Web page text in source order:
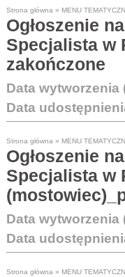
Strona główna » MENU
Ogłoszenie
Specjalista w
zakończone
Data wytworzenia
Data
Strona główna » MENU
Ogłoszenie
Specjalista w
Data wytworzenia
Data
Strona główna » MENU